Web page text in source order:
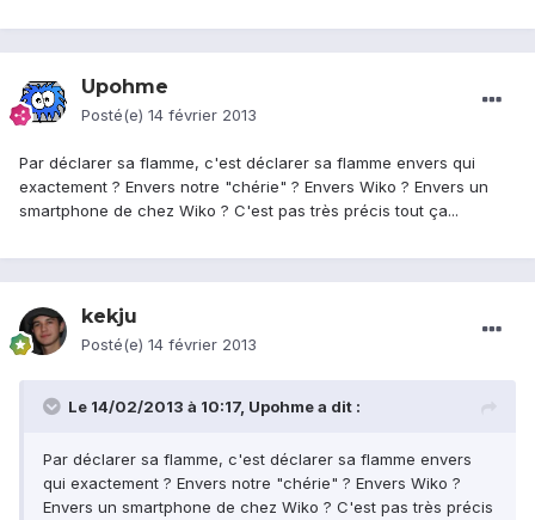
Upohme
Posté(e) 14 février 2013
Par déclarer sa flamme, c'est déclarer sa flamme envers qui
exactement ? Envers notre "chérie" ? Envers Wiko ? Envers un
smartphone de chez Wiko ? C'est pas très précis tout ça...
kekju
Posté(e) 14 février 2013
Le 14/02/2013 à 10:17, Upohme a dit :
Par déclarer sa flamme, c'est déclarer sa flamme envers
qui exactement ? Envers notre "chérie" ? Envers Wiko ?
Envers un smartphone de chez Wiko ? C'est pas très précis